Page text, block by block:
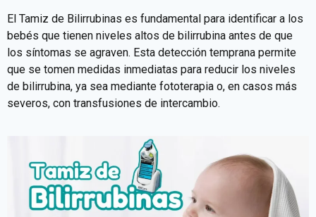
El Tamiz de Bilirrubinas es fundamental para identificar a los
bebés que tienen niveles altos de bilirrubina antes de que
los síntomas se agraven. Esta detección temprana permite
que se tomen medidas inmediatas para reducir los niveles
de bilirrubina, ya sea mediante fototerapia o, en casos más
severos, con transfusiones de intercambio.